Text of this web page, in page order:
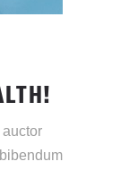
auctor